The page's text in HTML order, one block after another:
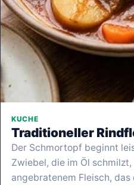
KUCHE
Traditioneller
Der Schmortopf beginnt
Zwiebel, die im Öl
angebratenem Fleisch,